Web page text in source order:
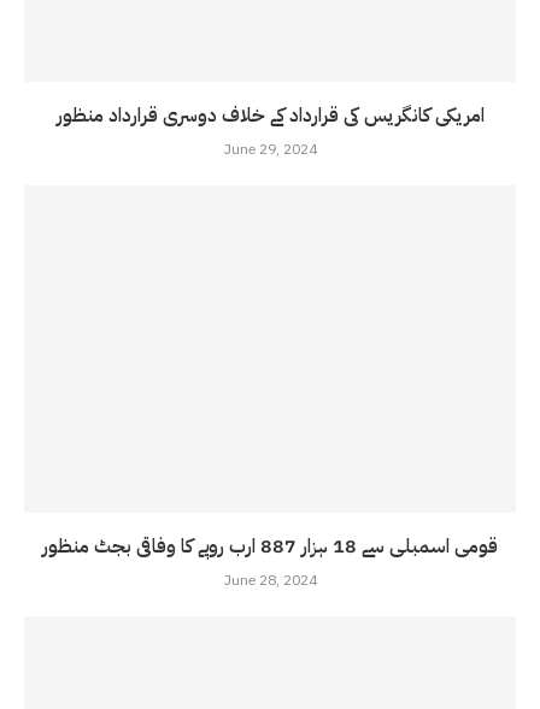
امریکی کانگریس کی قرارداد کے خلاف دوسری قرارداد منظور
June 29, 2024
قومی اسمبلی سے 18 ہزار 887 ارب روپے کا وفاقی بجٹ منظور
June 28, 2024